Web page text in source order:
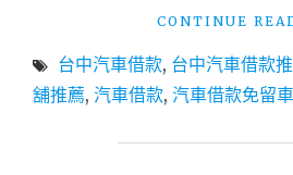
CONTINUE
台中汽車借款, 台中汽車借款
舖推薦, 汽車借款, 汽車借款免留車